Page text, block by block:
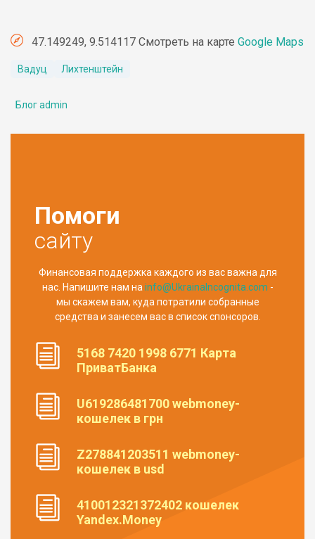
47.149249, 9.514117 Смотреть на карте Google Maps
Вадуц Лихтенштейн
Блог admin
Помоги
сайту
Финансовая поддержка каждого из вас важна для
нас. Напишите нам на info@UkrainaIncognita.com -
мы скажем вам, куда потратили собранные
средства и занесем вас в список спонсоров.
5168 7420 1998 6771 Карта
ПриватБанка
U619286481700 webmoney-
кошелек в грн
Z278841203511 webmoney-
кошелек в usd
410012321372402 кошелек
Yandex.Money